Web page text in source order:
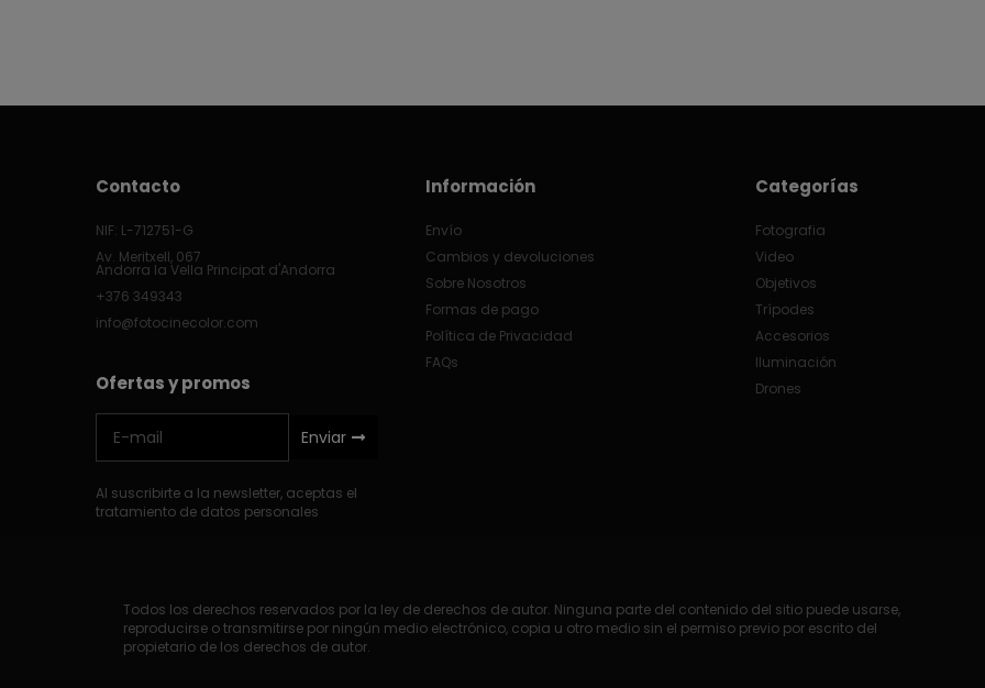
Contacto
NIF: L-712751-G
Av. Meritxell, 067
Andorra la Vella Principat d'Andorra
+376 349343
info@fotocinecolor.com
Ofertas y promos
Enviar
Al suscribirte a la newsletter, aceptas el
tratamiento de datos personales
Información
Envío
Cambios y devoluciones
Sobre Nosotros
Formas de pago
Política de Privacidad
FAQs
Categorías
Fotografia
Video
Objetivos
Trípodes
Accesorios
Iluminación
Drones
Todos los derechos reservados por la ley de derechos de autor. Ninguna parte del contenido del sitio puede usarse,
reproducirse o transmitirse por ningún medio electrónico, copia u otro medio sin el permiso previo por escrito del
propietario de los derechos de autor.